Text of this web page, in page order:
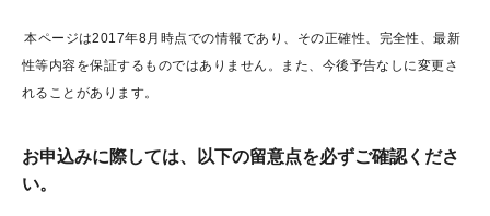
本ページは2017年8月時点での情報であり、その正確性、完全性、最新
性等内容を保証するものではありません。また、今後予告なしに変更さ
れることがあります。
お申込みに際しては、以下の留意点を必ずご確認くださ
い。